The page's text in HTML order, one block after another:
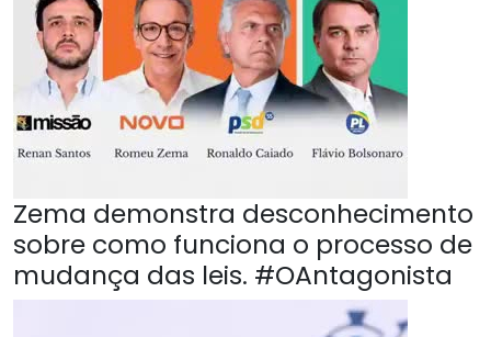
Zema demonstra desconhecimento
sobre como funciona o processo de
mudança das leis. #OAntagonista